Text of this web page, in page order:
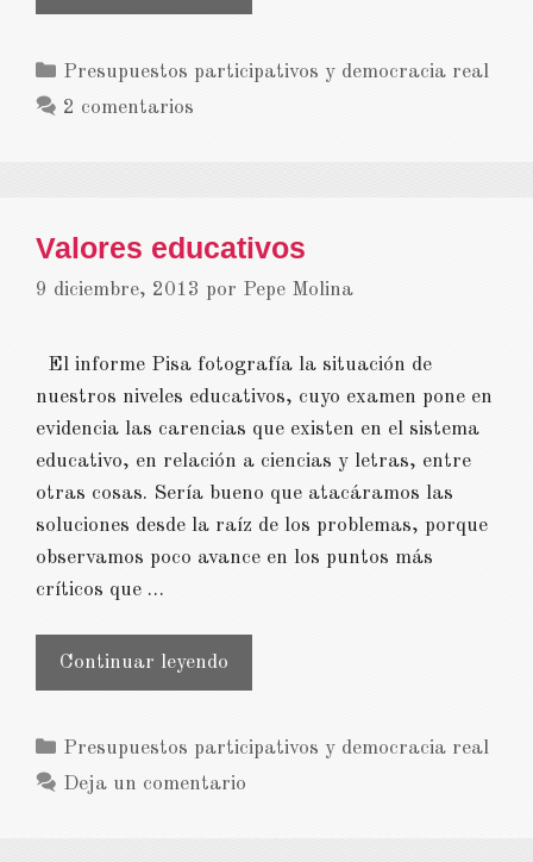
ciudadana
Categorías
Presupuestos participativos y democracia real
2 comentarios
Valores educativos
9 diciembre, 2013 por Pepe Molina
El informe Pisa fotografía la situación de
nuestros niveles educativos, cuyo examen pone en
evidencia las carencias que existen en el sistema
educativo, en relación a ciencias y letras, entre
otras cosas. Sería bueno que atacáramos las
soluciones desde la raíz de los problemas, porque
observamos poco avance en los puntos más
críticos que …
Continuar leyendo
educativos
Categorías
Presupuestos participativos y democracia real
Deja un comentario